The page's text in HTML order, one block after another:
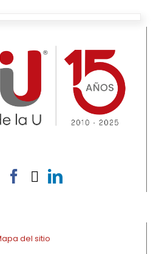
del sitio